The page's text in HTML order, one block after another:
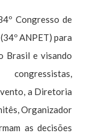
Congresso de
ANPET) para
Brasil e visando
a Diretoria
Organizador
as decisões